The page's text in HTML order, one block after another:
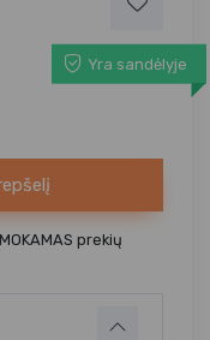
Yra sandėlyje
prekių